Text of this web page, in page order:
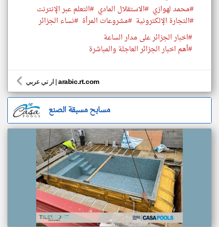
#محمد لهوازي #الاستقلال المادي #التعلم عبر الإنترنت
#التجارة الإلكترونية #مشروعات المرأة #نساء الجزائر
#اخبار الجزائر على مدار الساعة
#أهم اخبار الجزائر العاجلة والمباشرة
ار تي عربي |arabic.rt.com
مسابح مسبقة الصنع